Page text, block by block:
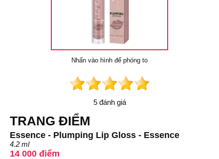
Nhấn vào hình để phóng to
5 đánh giá
TRANG ĐIỂM
Essence - Plumping Lip Gloss - Essence
4.2 ml
14 000 điểm